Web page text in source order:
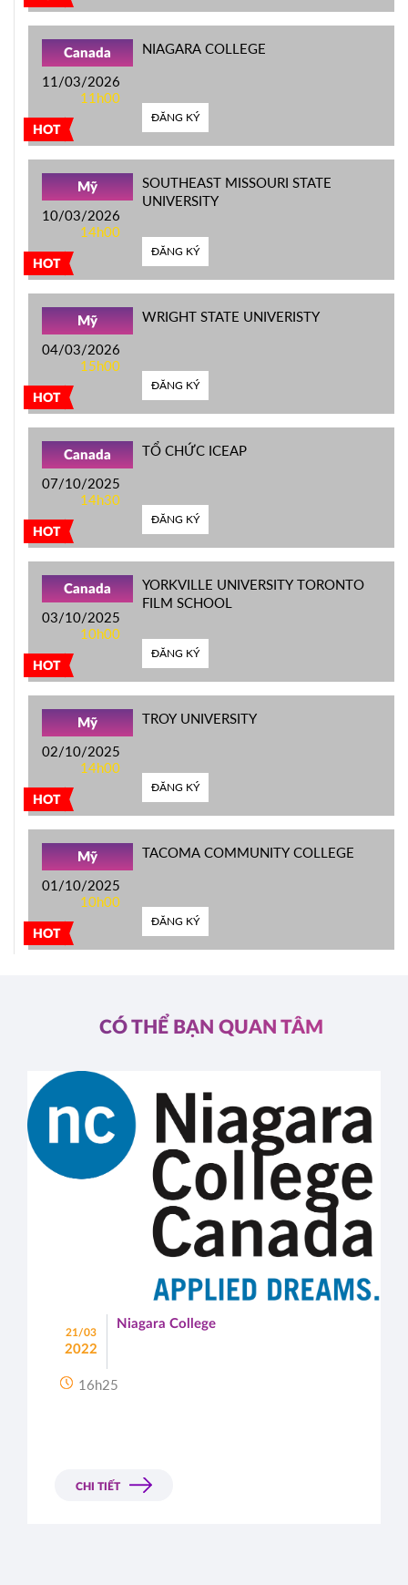
HOT
Canada
11/03/2026
11h00
NIAGARA COLLEGE
ĐĂNG KÝ
HOT
Mỹ
10/03/2026
14h00
SOUTHEAST MISSOURI STATE
UNIVERSITY
ĐĂNG KÝ
HOT
Mỹ
04/03/2026
15h00
WRIGHT STATE UNIVERISTY
ĐĂNG KÝ
HOT
Canada
07/10/2025
14h30
TỔ CHỨC ICEAP
ĐĂNG KÝ
HOT
Canada
03/10/2025
10h00
YORKVILLE UNIVERSITY TORONTO
FILM SCHOOL
ĐĂNG KÝ
HOT
Mỹ
02/10/2025
14h00
TROY UNIVERSITY
ĐĂNG KÝ
HOT
Mỹ
01/10/2025
10h00
TACOMA COMMUNITY COLLEGE
ĐĂNG KÝ
CÓ THỂ BẠN QUAN TÂM
21/03
2022
Niagara College
16h25
CHI TIẾT